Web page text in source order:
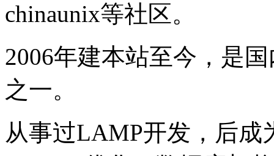
chinaunix等社区。
2006年建本站至今，是
之一。
从事过LAMP开发，后成